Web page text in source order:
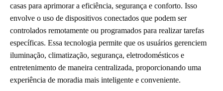
casas para aprimorar a eficiência, segurança e conforto. Isso
envolve o uso de dispositivos conectados que podem ser
controlados remotamente ou programados para realizar tarefas
específicas. Essa tecnologia permite que os usuários gerenciem
iluminação, climatização, segurança, eletrodomésticos e
entretenimento de maneira centralizada, proporcionando uma
experiência de moradia mais inteligente e conveniente.